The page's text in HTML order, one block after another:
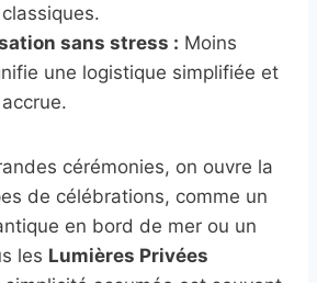
sans stress : Moins
une logistique simplifiée et
cérémonies, on ouvre la
de célébrations, comme un
en bord de mer ou un
les Lumières Privées